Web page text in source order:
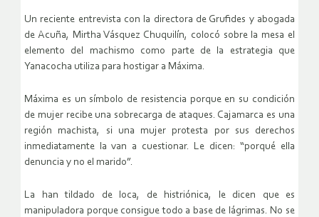
Un reciente entrevista con la directora de Grufides y abogada
de Acuña, Mirtha Vásquez Chuquilín, colocó sobre la mesa el
elemento del machismo como parte de la estrategia que
Yanacocha utiliza para hostigar a Máxima.
Máxima es un símbolo de resistencia porque en su condición
de mujer recibe una sobrecarga de ataques. Cajamarca es una
región machista, si una mujer protesta por sus derechos
inmediatamente la van a cuestionar. Le dicen: “porqué ella
denuncia y no el marido”.
La han tildado de loca, de histriónica, le dicen que es
manipuladora porque consigue todo a base de lágrimas. No se